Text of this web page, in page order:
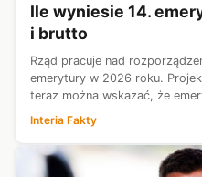
Ile wyniesie 14.
i brutto
Rząd pracuje nad
emerytury w 2026 roku.
teraz można wskazać, że
będzie wyższa, nie tra...
Interia Fakty